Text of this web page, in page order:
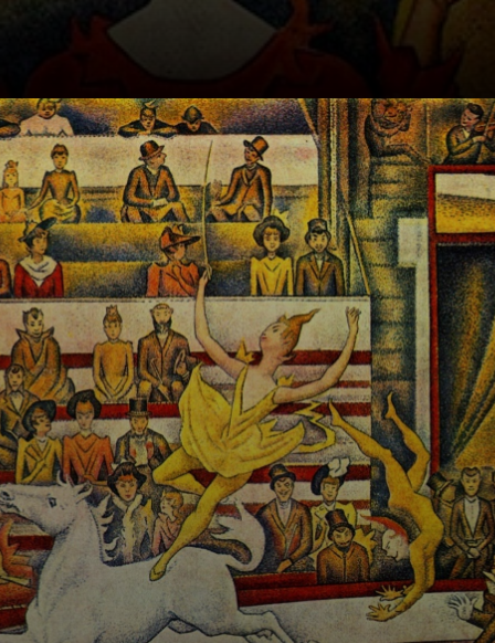
A pintura de
Seurat captura a
emoção e o
movimento de
uma parte da cena
do circo, com
trazos
ascendentes.